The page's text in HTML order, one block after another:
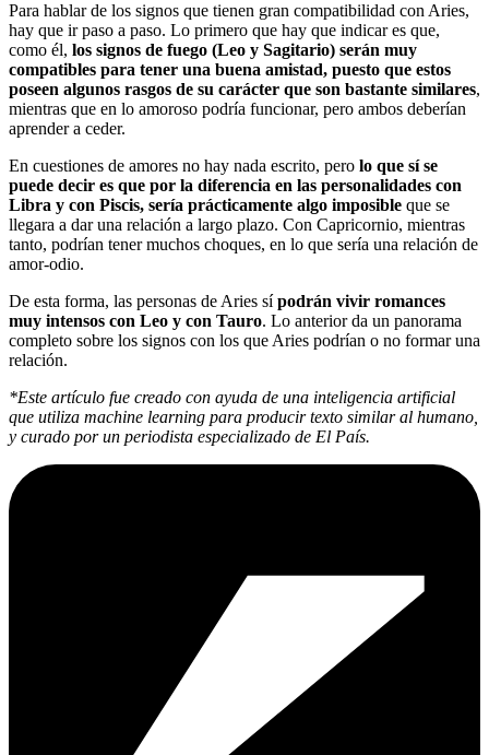
Para hablar de los signos que tienen gran compatibilidad con Aries,
hay que ir paso a paso. Lo primero que hay que indicar es que,
como él, los signos de fuego (Leo y Sagitario) serán muy
compatibles para tener una buena amistad, puesto que estos
poseen algunos rasgos de su carácter que son bastante similares,
mientras que en lo amoroso podría funcionar, pero ambos deberían
aprender a ceder.
En cuestiones de amores no hay nada escrito, pero lo que sí se
puede decir es que por la diferencia en las personalidades con
Libra y con Piscis, sería prácticamente algo imposible que se
llegara a dar una relación a largo plazo. Con Capricornio, mientras
tanto, podrían tener muchos choques, en lo que sería una relación de
amor-odio.
De esta forma, las personas de Aries sípodrán vivir romances
muy intensos con Leo y con Tauro. Lo anterior da un panorama
completo sobre los signos con los que Aries podrían o no formar una
relación.
*Este artículo fue creado con ayuda de una inteligencia artificial
que utiliza machine learning para producir texto similar al humano,
y curado por un periodista especializado de El País.